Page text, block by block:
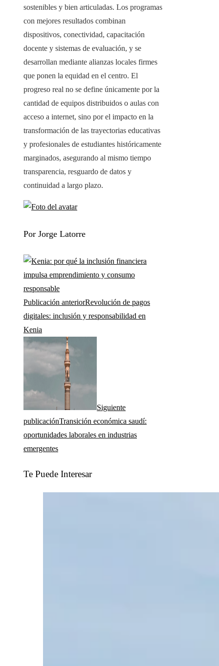
sostenibles y bien articuladas. Los programas
con mejores resultados combinan
dispositivos, conectividad, capacitación
docente y sistemas de evaluación, y se
desarrollan mediante alianzas locales firmes
que ponen la equidad en el centro. El
progreso real no se define únicamente por la
cantidad de equipos distribuidos o aulas con
acceso a internet, sino por el impacto en la
transformación de las trayectorias educativas
y profesionales de estudiantes históricamente
marginados, asegurando al mismo tiempo
transparencia, resguardo de datos y
continuidad a largo plazo.
Por Jorge Latorre
Publicación anteriorRevolución de pagos
digitales: inclusión y responsabilidad en
Kenia
Siguiente
publicaciónTransición económica saudí:
oportunidades laborales en industrias
emergentes
Te Puede Interesar